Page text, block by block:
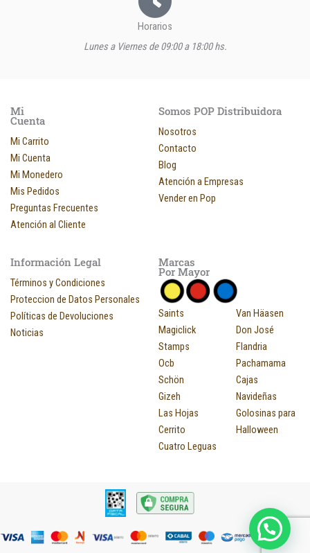
Horarios
Lunes a Viernes de 09:00 a 18:00 hs.
Mi
Cuenta
Mi Carrito
Mi Cuenta
Mi Monedero
Mis Pedidos
Preguntas Frecuentes
Atención al Cliente
Somos POP Distribuidora
Nosotros
Contacto
Blog
Atención a Empresas
Vender en Pop
Información Legal
Términos y Condiciones
Proteccion de Datos Personales
Políticas de Devoluciones
Noticias
Marcas
Por Mayor
Saints
Magiclick
Stamps
Ocb
Schön
Gizeh
Las Hojas
Cerrito
Cuatro Leguas
Van Häasen
Don José
Flandria
Pachamama
Cajas
Navideñas
Golosinas para
Halloween